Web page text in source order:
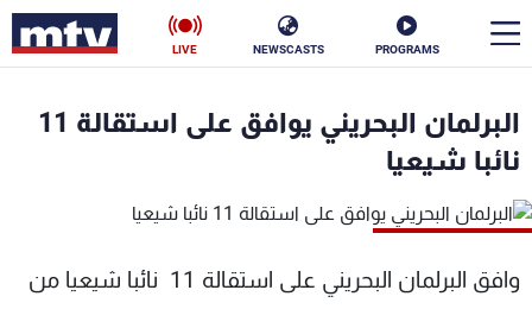
PROGRAMS
NEWSCASTS
LIVE
البرلمان البحريني يوافق على استقالة 11
نائبا شيعيا
وافق البرلمان البحريني على استقالة 11 نائبا شيعيا من
الأخبار
سياسة ناس
إقتصاد فن